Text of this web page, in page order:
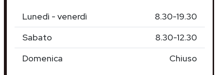
Lunedì - venerdì
8.30-19.30
Sabato
8.30-12.30
Domenica
Chiuso